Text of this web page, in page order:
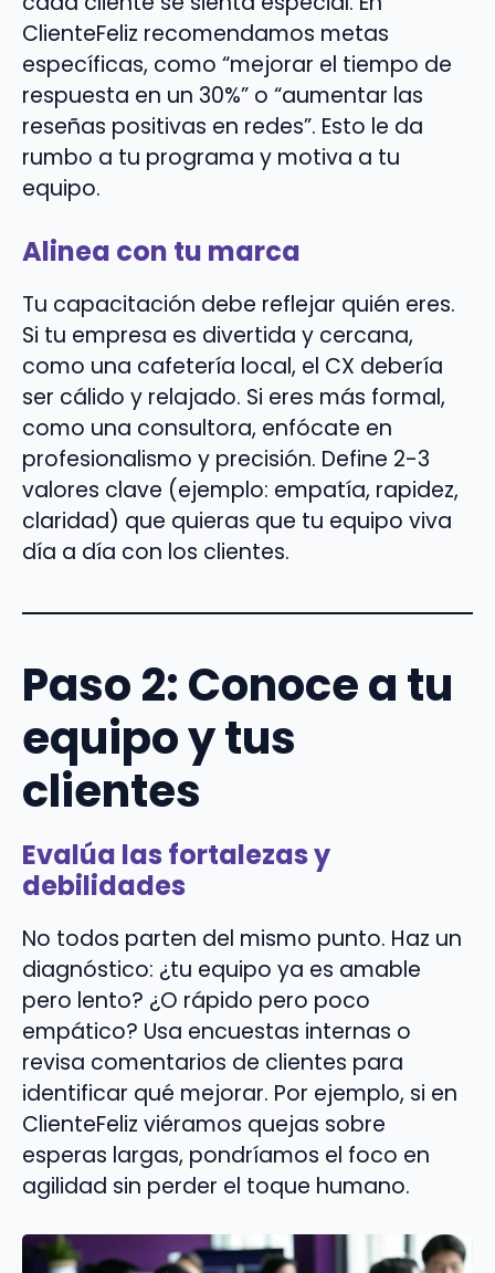
ClienteFeliz recomendamos metas
específicas, como “mejorar el tiempo de
respuesta en un 30%” o “aumentar las
reseñas positivas en redes”. Esto le da
rumbo a tu programa y motiva a tu
equipo.
Alinea con tu marca
Tu capacitación debe reflejar quién eres.
Si tu empresa es divertida y cercana,
como una cafetería local, el CX debería
ser cálido y relajado. Si eres más formal,
como una consultora, enfócate en
profesionalismo y precisión. Define 2-3
valores clave (ejemplo: empatía, rapidez,
claridad) que quieras que tu equipo viva
día a día con los clientes.
Paso 2: Conoce a tu
equipo y tus
clientes
Evalúa las fortalezas y
debilidades
No todos parten del mismo punto. Haz un
diagnóstico: ¿tu equipo ya es amable
pero lento? ¿O rápido pero poco
empático? Usa encuestas internas o
revisa comentarios de clientes para
identificar qué mejorar. Por ejemplo, si en
ClienteFeliz viéramos quejas sobre
esperas largas, pondríamos el foco en
agilidad sin perder el toque humano.